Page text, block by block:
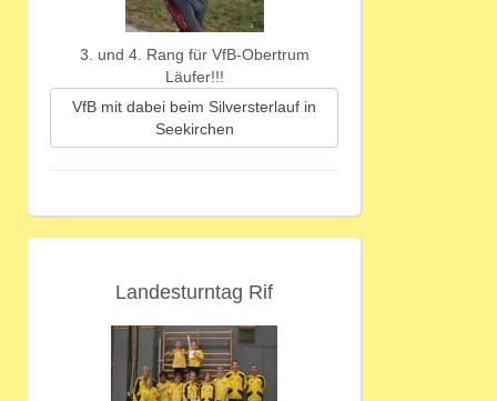
3. und 4. Rang für VfB-Obertrum
Läufer!!!
VfB mit dabei beim Silversterlauf in
Seekirchen
Landesturntag Rif